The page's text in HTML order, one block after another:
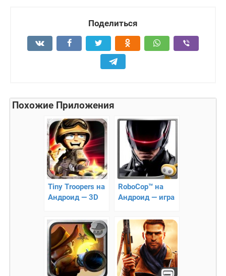
Поделиться
Похожие Приложения
Tiny Troopers на
Андроид — 3D
RoboCop™ на
Андроид — игра